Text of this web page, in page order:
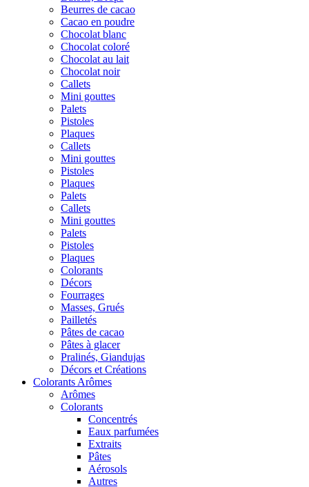
Beurres de cacao
Cacao en poudre
Chocolat blanc
Chocolat coloré
Chocolat au lait
Chocolat noir
Callets
Mini gouttes
Palets
Pistoles
Plaques
Callets
Mini gouttes
Pistoles
Plaques
Palets
Callets
Mini gouttes
Palets
Pistoles
Plaques
Colorants
Décors
Fourrages
Masses, Grués
Pailletés
Pâtes de cacao
Pâtes à glacer
Pralinés, Giandujas
Décors et Créations
Colorants Arômes
Arômes
Colorants
Concentrés
Eaux parfumées
Extraits
Pâtes
Aérosols
Autres